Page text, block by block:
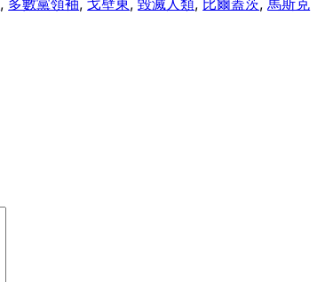
, 多數黨領袖, 戈壁東, 毀滅人類, 比爾蓋茨, 馬斯克